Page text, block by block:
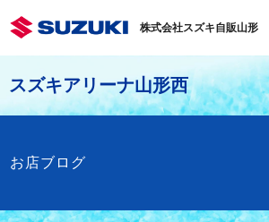
株式会社スズキ自販山形
スズキアリーナ山形西
お店ブログ